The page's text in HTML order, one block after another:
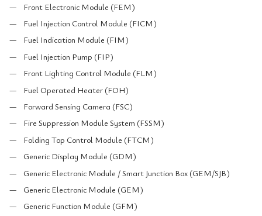
Front Electronic Module (FEM)
Fuel Injection Control Module (FICM)
Fuel Indication Module (FIM)
Fuel Injection Pump (FIP)
Front Lighting Control Module (FLM)
Fuel Operated Heater (FOH)
Forward Sensing Camera (FSC)
Fire Suppression Module System (FSSM)
Folding Top Control Module (FTCM)
Generic Display Module (GDM)
Generic Electronic Module / Smart Junction Box (GEM/SJB)
Generic Electronic Module (GEM)
Generic Function Module (GFM)